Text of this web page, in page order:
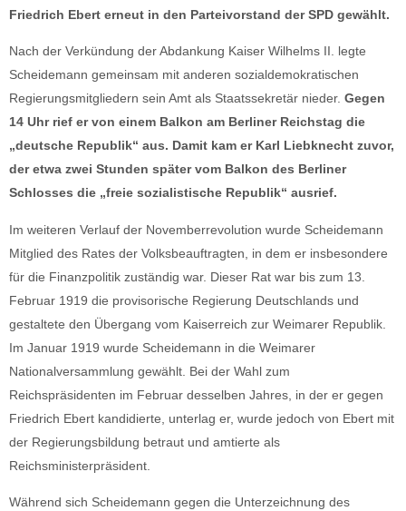
Friedrich Ebert erneut in den Parteivorstand der SPD gewählt.
Nach der Verkündung der Abdankung Kaiser Wilhelms II. legte
Scheidemann gemeinsam mit anderen sozialdemokratischen
Regierungsmitgliedern sein Amt als Staatssekretär nieder. Gegen
14 Uhr rief er von einem Balkon am Berliner Reichstag die
„deutsche Republik“ aus. Damit kam er Karl Liebknecht zuvor,
der etwa zwei Stunden später vom Balkon des Berliner
Schlosses die „freie sozialistische Republik“ ausrief.
Im weiteren Verlauf der Novemberrevolution wurde Scheidemann
Mitglied des Rates der Volksbeauftragten, in dem er insbesondere
für die Finanzpolitik zuständig war. Dieser Rat war bis zum 13.
Februar 1919 die provisorische Regierung Deutschlands und
gestaltete den Übergang vom Kaiserreich zur Weimarer Republik.
Im Januar 1919 wurde Scheidemann in die Weimarer
Nationalversammlung gewählt. Bei der Wahl zum
Reichspräsidenten im Februar desselben Jahres, in der er gegen
Friedrich Ebert kandidierte, unterlag er, wurde jedoch von Ebert mit
der Regierungsbildung betraut und amtierte als
Reichsministerpräsident.
Während sich Scheidemann gegen die Unterzeichnung des